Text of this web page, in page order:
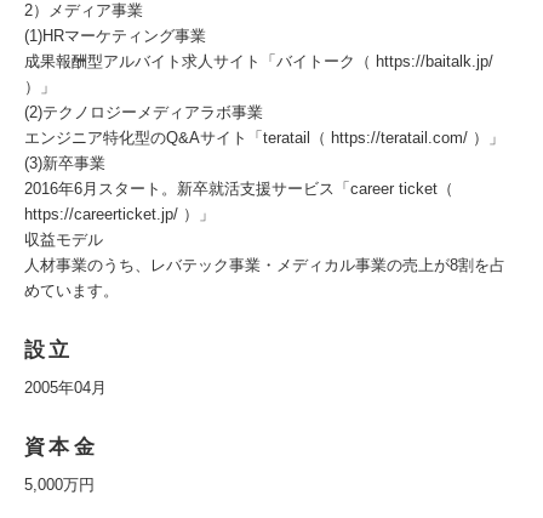
2）メディア事業
(1)HRマーケティング事業
成果報酬型アルバイト求人サイト「バイトーク（ https://baitalk.jp/
）」
(2)テクノロジーメディアラボ事業
エンジニア特化型のQ&Aサイト「teratail（ https://teratail.com/ ）」
(3)新卒事業
2016年6月スタート。新卒就活支援サービス「career ticket（
https://careerticket.jp/ ）」
収益モデル
人材事業のうち、レバテック事業・メディカル事業の売上が8割を占
めています。
設立
2005年04月
資本金
5,000万円